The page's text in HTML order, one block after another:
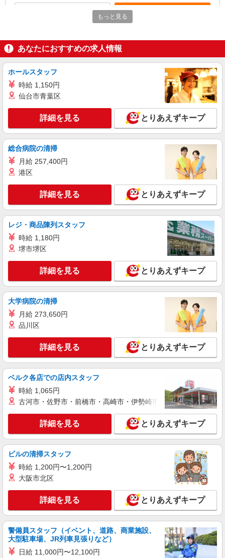
精勤手当：8,000円 調整手当：0〜150,000円 ▼下
記別途支給 通勤手当 年末年始手当：380円/時 賞
与年2回（6月・12月） 昇給年1回（4月） 特別報
支給実績 ※処遇改善手当は試用期間中(3ヶ月)は支
給なし
所沢ケアセンターそよ風：RO32550
サ高住 介護スタッフ
【月給】244,320円〜275,920円 ▼下記別途支
給 通勤手当 年末年始手当：380円/時 寸志あり：
年2回（6月・12月） ※業績による 特別報酬：平
均41.1万円（最高額82.9万円） ※2025年6月支給
キープ 詳細を見る
所沢西ケアセンターそよ風：RO9345
デイサービス 介護スタッフ
年始手当：380円/時 寸志あり：年2回（6月・12
月） ※業績による ※処遇改善手当は試用期間中(3
ヶ月)は支給なし
埼玉県所沢市三ヶ島4-2138-1
キープ 詳細を見る
正社員
所沢ケアセンターそよ風：RO16044
ショートステイ 介護スタッフ
【月給】259,520円〜295,920円 ▼給与詳細 資
格手当：0〜10,000円 処遇改善手当：35,920円 夜
勤手当：30,000円（5回分） ※6回目以降は1回
6,000円支給 住宅手当：規定あり 地域手当：0〜
15,000円 精勤手当：8,000円 調整手当：0〜
150,000円 ▼下記別途支給 通勤手当 年末年始手
円） ※2025年6月支給実績 ※処遇改善手当は試用
期間中(3ヶ月)は支給なし
埼玉県所沢市上新井5-7-12
キープ 詳細を見る
正社員
所沢ケアセンターそよ風：RO14646
デイサービス 介護スタッフ
【月給】232,760円〜264,320円 ▼給与詳細 資
格手当：5,000〜10,000円 処遇改善手当：32,760
円〜35,920円 住宅手当：規定あり 地域手当：0〜
15,000円（規定あり） 精勤手当：8,000円 調整手
勤手当：規定あり 年末年始手当：380円/時
※12/300時〜1/324時 賞与年2回（6月・12月） 昇
給年1回（4月） 特別報酬：平均33.8万円（最高額
130万円） ※2025年6月支給実績 ※処遇改善手当
は試用期間中(3ヶ月)は支給なし
詳細を見る
契約社員
所沢ケアセンターそよ風：RO15798
年末年始手当：380円/時 寸志あり：年2回（6月・
12月） ※業績による 特別報酬：平均33.8万円（最
高額130万円） ※2025年6月支給実績 ※処遇改善
手当は試用期間中(3ヶ月)は支給なし
埼玉県所沢市上新井5-7-12
キープ 詳細を見る
契約社員
所沢ケアセンターそよ風：RO32547
もっと見る
あなたにおすすめの求人情報
ホールスタッフ
時給 1,150円
仙台市青葉区
詳細を見る とりあえずキープ
総合病院の清掃
月給 257,400円
港区
詳細を見る とりあえずキープ
レジ・商品陳列スタッフ
時給 1,180円
堺市堺区
詳細を見る とりあえずキープ
大学病院の清掃
月給 273,650円
品川区
詳細を見る とりあえずキープ
ベルク各店での店内スタッフ
時給 1,065円
古河市・佐野市・前橋市・高崎市・伊勢崎市・太田市・館林市
詳細を見る とりあえずキープ
ビルの清掃スタッフ
時給 1,200円〜1,200円
大阪市北区
詳細を見る とりあえずキープ
警備員スタッフ（イベント、道路、商業施設、
大型駐車場、JR列車見張りなど）
日給 11,000円〜12,100円